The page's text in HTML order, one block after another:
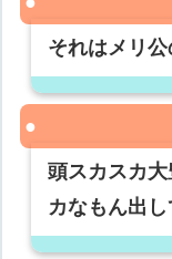
それはメリ
頭スカスカ
カなもん出